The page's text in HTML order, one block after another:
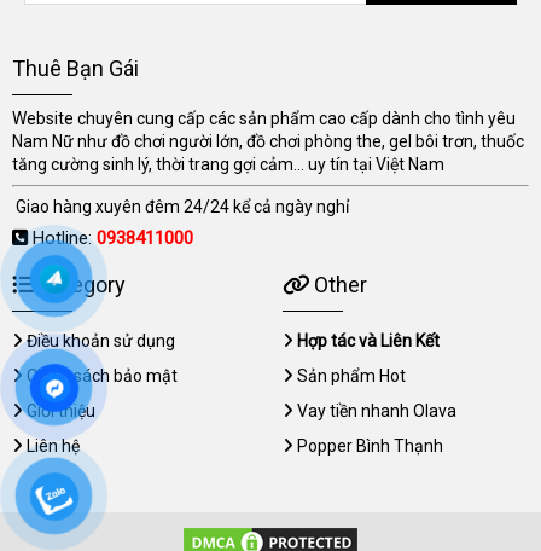
Thuê Bạn Gái
Website chuyên cung cấp các sản phẩm cao cấp dành cho tình yêu
Nam Nữ như đồ chơi người lớn, đồ chơi phòng the, gel bôi trơn, thuốc
tăng cường sinh lý, thời trang gợi cảm... uy tín tại Việt Nam
Giao hàng xuyên đêm 24/24 kể cả ngày nghỉ
Hotline:0938411000
Category
Điều khoản sử dụng
Chính sách bảo mật
Giới thiệu
Liên hệ
Other
Hợp tác và Liên Kết
Sản phẩm Hot
Vay tiền nhanh Olava
Popper Bình Thạnh